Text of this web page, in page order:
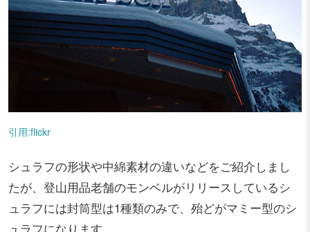
引用:flickr
シュラフの形状や中綿素材の違いなどをご紹介しまし
たが、登山用品老舗のモンベルがリリースしているシ
ュラフには封筒型は1種類のみで、殆どがマミー型のシ